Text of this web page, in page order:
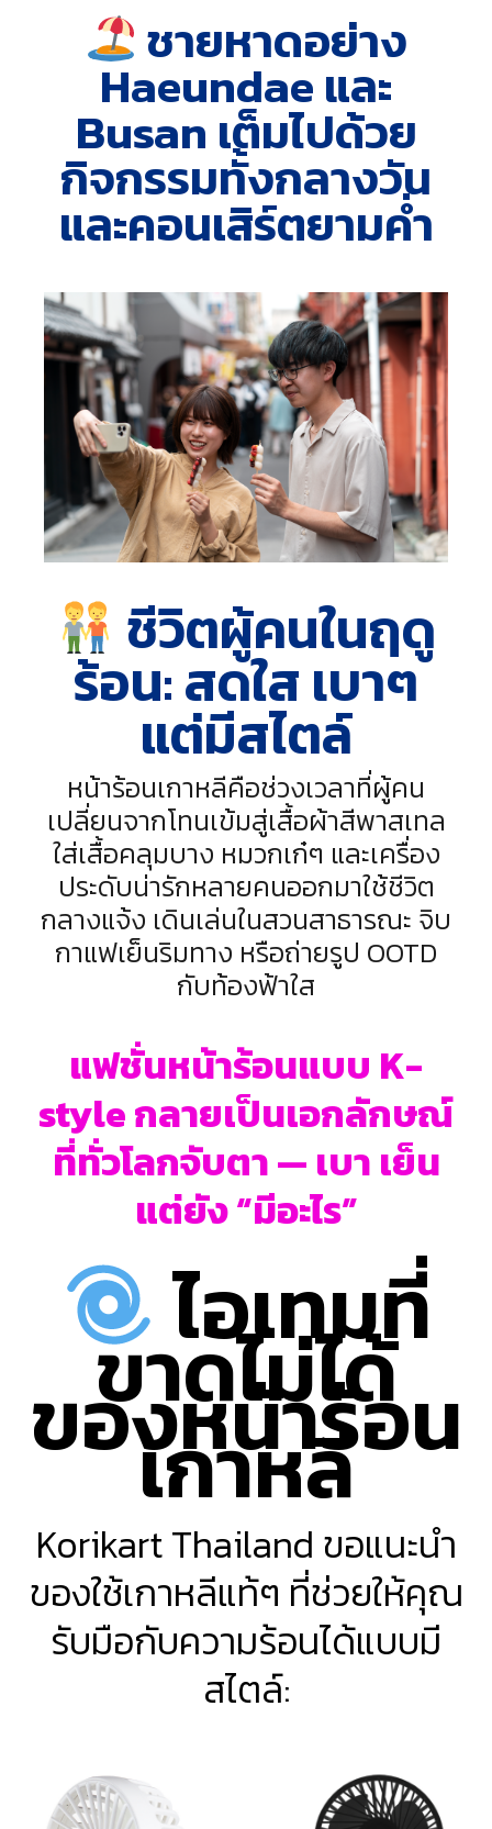
ชายหาดอย่าง
Haeundae และ
Busan เต็มไปด้วย
กิจกรรมทั้งกลางวัน
และคอนเสิร์ตยามค่ำ
ชีวิตผู้คนในฤดู
ร้อน: สดใส เบาๆ
แต่มีสไตล์
หน้าร้อนเกาหลีคือช่วงเวลาที่ผู้คน
เปลี่ยนจากโทนเข้มสู่เสื้อผ้าสีพาสเทล
ใส่เสื้อคลุมบาง หมวกเก๋ๆ และเครื่อง
ประดับน่ารักหลายคนออกมาใช้ชีวิต
กลางแจ้ง เดินเล่นในสวนสาธารณะ จิบ
กาแฟเย็นริมทาง หรือถ่ายรูป OOTD
กับท้องฟ้าใส
แฟชั่นหน้าร้อนแบบ K-
style กลายเป็นเอกลักษณ์
ที่ทั่วโลกจับตา — เบา เย็น
แต่ยัง “มีอะไร”
ไอเทมที่
ขาดไม่ได้
ของหน้าร้อน
เกาหลี
Korikart Thailand ขอแนะนำ
ของใช้เกาหลีแท้ๆ ที่ช่วยให้คุณ
รับมือกับความร้อนได้แบบมี
สไตล์: